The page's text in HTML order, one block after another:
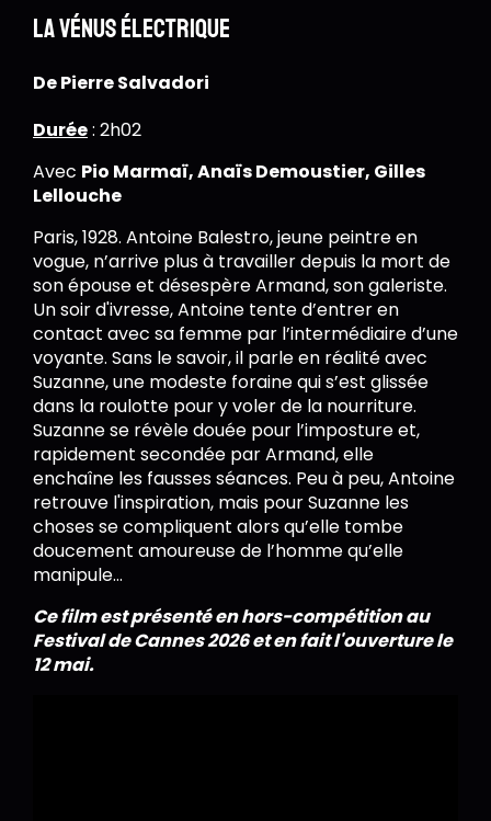
La Vénus électrique
De Pierre Salvadori
Durée: 2h02
Avec Pio Marmaï, Anaïs Demoustier, Gilles
Lellouche
Paris, 1928. Antoine Balestro, jeune peintre en
vogue, n’arrive plus à travailler depuis la mort de
son épouse et désespère Armand, son galeriste.
Un soir d'ivresse, Antoine tente d’entrer en
contact avec sa femme par l’intermédiaire d’une
voyante. Sans le savoir, il parle en réalité avec
Suzanne, une modeste foraine qui s’est glissée
dans la roulotte pour y voler de la nourriture.
Suzanne se révèle douée pour l’imposture et,
rapidement secondée par Armand, elle
enchaîne les fausses séances. Peu à peu, Antoine
retrouve l'inspiration, mais pour Suzanne les
choses se compliquent alors qu’elle tombe
doucement amoureuse de l’homme qu’elle
manipule...
Ce film est présenté en hors-compétition au
Festival de Cannes 2026 et en fait l'ouverture le
12 mai.